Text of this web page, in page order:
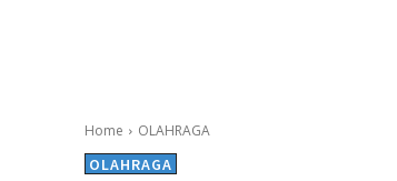
Home OLAHRAGA
OLAHRAGA